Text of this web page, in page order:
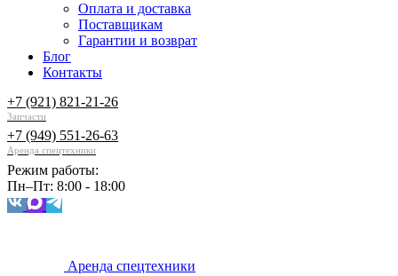
Оплата и доставка
Поставщикам
Гарантии и возврат
Блог
Контакты
+7 (921) 821-21-26
Запчасти
+7 (949) 551-26-63
Аренда спецтехники
Режим работы:
Пн–Пт: 8:00 - 18:00
Аренда спецтехники